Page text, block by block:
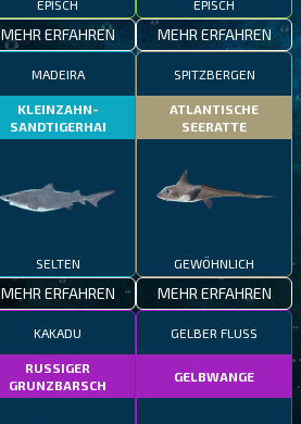
EPISCH
MEHR ERFAHREN
EPISCH
MEHR ERFAHREN
MADEIRA
KLEINZAHN-
SANDTIGERHAI
SELTEN
MEHR ERFAHREN
SPITZBERGEN
ATLANTISCHE
SEERATTE
GEWÖHNLICH
MEHR ERFAHREN
KAKADU
RUSSIGER
GRUNZBARSCH
GELBER FLUSS
GELBWANGE